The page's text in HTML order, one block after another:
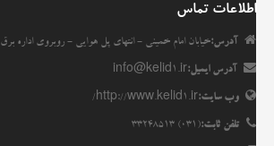
اطلاعات تماس
آدرس:خیابان امام خمینی - انتهای پل هوایی - روبروی اداره برق
آدرس ایمیل: info@kelid1.ir
وب سایت: http://www.kelid1.ir/
تلفن ثابت:(031) 33248513